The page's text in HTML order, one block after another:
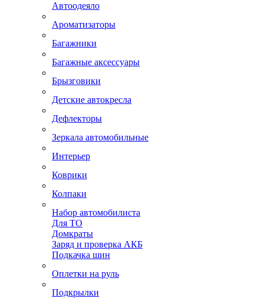
Автоодеяло
Ароматизаторы
Багажники
Багажные аксессуары
Брызговики
Детские автокресла
Дефлекторы
Зеркала автомобильные
Интерьер
Коврики
Колпаки
Набор автомобилиста
Для ТО
Домкраты
Заряд и проверка АКБ
Подкачка шин
Оплетки на руль
Подкрылки